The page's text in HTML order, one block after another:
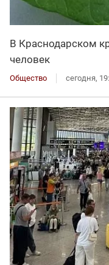
В Краснодарском
человек
Общество сегодня,